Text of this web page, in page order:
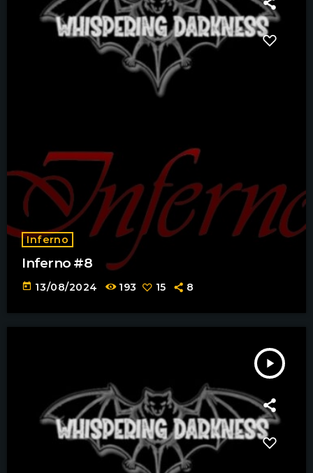
Inferno
Inferno #8
today 13/08/2024 193 15 8
play_arrow